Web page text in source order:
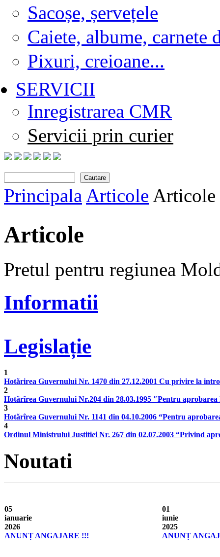
Sacoșe, șervețele
Caiete, albume, carnete
Pixuri, creioane...
SERVICII
Inregistrarea CMR
Servicii prin curier
You are here
Principala Articole Articole
Articole
Pretul pentru regiunea
Informatii
Legislație
1
Hotărirea Guvernului Nr. 1470 din 27.12.2001 Cu privire la
2
Hotărîrea Guvernului Nr.204 din 28.03.1995 ″Pentru
3
Hotărîrea Guvernului Nr. 1141 din 04.10.2006 “Pentru
4
Ordinul Ministrului Justitiei Nr. 267 din 02.07.2003 “Privind
Noutati
05
ianuarie
2026
ANUNȚ ANGAJARE !!!
01
iunie
2025
ANUNȚ